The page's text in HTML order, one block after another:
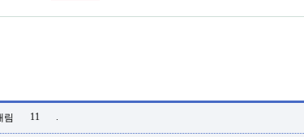
림 11 .